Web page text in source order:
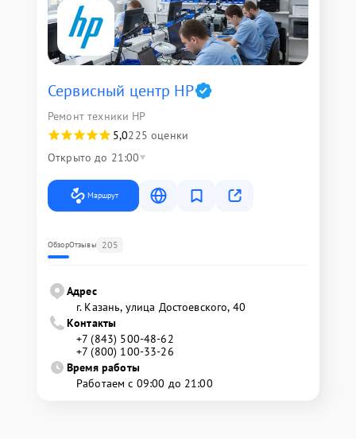
Сервисный центр HP
Ремонт техники HP
5,0225 оценки
Открыто до 21:00
Маршрут
ОбзорОтзывы 205
Адрес
г. Казань, улица Достоевского, 40
Контакты
+7 (843) 500-48-62
+7 (800) 100-33-26
Время работы
Работаем с 09:00 до 21:00